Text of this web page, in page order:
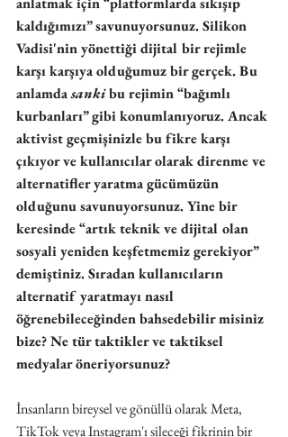
kaldığımızı” savunuyorsunuz. Silikon
Vadisi'nin yönettiği dijital bir rejimle
karşı karşıya olduğumuz bir gerçek. Bu
anlamda sanki bu rejimin “bağımlı
kurbanları” gibi konumlanıyoruz. Ancak
aktivist geçmişinizle bu fikre karşı
çıkıyor ve kullanıcılar olarak direnme ve
alternatifler yaratma gücümüzün
olduğunu savunuyorsunuz. Yine bir
keresinde “artık teknik ve dijital olan
sosyali yeniden keşfetmemiz gerekiyor”
demiştiniz. Sıradan kullanıcıların
alternatif yaratmayı nasıl
öğrenebileceğinden bahsedebilir misiniz
bize? Ne tür taktikler ve taktiksel
medyalar öneriyorsunuz?
İnsanların bireysel ve gönüllü olarak Meta,
TikTok veya Instagram'ı sileceği fikrinin bir